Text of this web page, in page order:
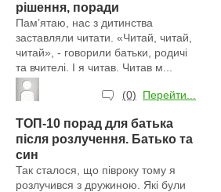
рішення, поради
Пам’ятаю, нас з дитинства
заставляли читати. «Читай, читай,
читай», - говорили батьки, родичі
та вчителі. І я читав. Читав м...
(0) Перейти...
ТОП-10 порад для батька
після розлучення. Батько та
син
Так сталося, що півроку тому я
розлучився з дружиною. Які були